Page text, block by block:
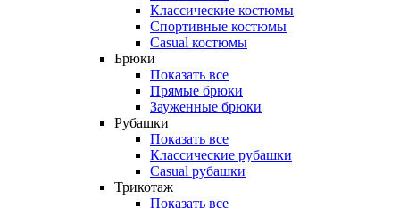
Классические костюмы
Спортивные костюмы
Casual костюмы
Брюки
Показать все
Прямые брюки
Зауженные брюки
Рубашки
Показать все
Классические рубашки
Casual рубашки
Трикотаж
Показать все